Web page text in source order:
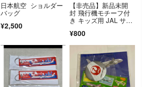
日本航空 ショルダー
バッグ
¥2,500
【非売品】新品未開
封 飛行機モチーフ付
き キッズ用 JAL サン
¥800